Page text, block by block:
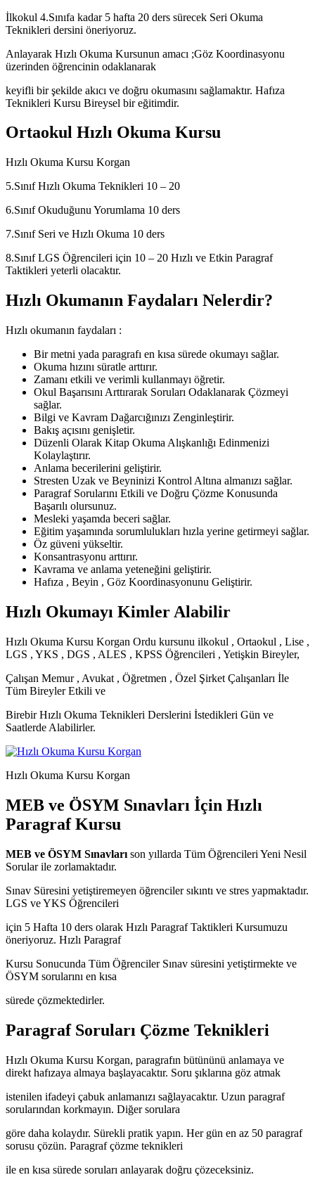
İlkokul 4.Sınıfa kadar 5 hafta 20 ders sürecek Seri Okuma
Teknikleri dersini öneriyoruz.
Anlayarak Hızlı Okuma Kursunun amacı ;Göz Koordinasyonu
üzerinden öğrencinin odaklanarak
keyifli bir şekilde akıcı ve doğru okumasını sağlamaktır. Hafıza
Teknikleri Kursu Bireysel bir eğitimdir.
Ortaokul Hızlı Okuma Kursu
Hızlı Okuma Kursu Korgan
5.Sınıf Hızlı Okuma Teknikleri 10 – 20
6.Sınıf Okuduğunu Yorumlama 10 ders
7.Sınıf Seri ve Hızlı Okuma 10 ders
8.Sınıf LGS Öğrencileri için 10 – 20 Hızlı ve Etkin Paragraf
Taktikleri yeterli olacaktır.
Hızlı Okumanın Faydaları Nelerdir?
Hızlı okumanın faydaları :
Bir metni yada paragrafı en kısa sürede okumayı sağlar.
Okuma hızını süratle arttırır.
Zamanı etkili ve verimli kullanmayı öğretir.
Okul Başarısını Arttırarak Soruları Odaklanarak Çözmeyi
sağlar.
Bilgi ve Kavram Dağarcığınızı Zenginleştirir.
Bakış açısını genişletir.
Düzenli Olarak Kitap Okuma Alışkanlığı Edinmenizi
Kolaylaştırır.
Anlama becerilerini geliştirir.
Stresten Uzak ve Beyninizi Kontrol Altına almanızı sağlar.
Paragraf Sorularını Etkili ve Doğru Çözme Konusunda
Başarılı olursunuz.
Mesleki yaşamda beceri sağlar.
Eğitim yaşamında sorumlulukları hızla yerine getirmeyi sağlar.
Öz güveni yükseltir.
Konsantrasyonu arttırır.
Kavrama ve anlama yeteneğini geliştirir.
Hafıza , Beyin , Göz Koordinasyonunu Geliştirir.
Hızlı Okumayı Kimler Alabilir
Hızlı Okuma Kursu Korgan Ordu kursunu ilkokul , Ortaokul , Lise ,
LGS , YKS , DGS , ALES , KPSS Öğrencileri , Yetişkin Bireyler,
Çalışan Memur , Avukat , Öğretmen , Özel Şirket Çalışanları İle
Tüm Bireyler Etkili ve
Birebir Hızlı Okuma Teknikleri Derslerini İstedikleri Gün ve
Saatlerde Alabilirler.
Hızlı Okuma Kursu Korgan
MEB ve ÖSYM Sınavları İçin Hızlı
Paragraf Kursu
MEB ve ÖSYM Sınavları son yıllarda Tüm Öğrencileri Yeni Nesil
Sorular ile zorlamaktadır.
Sınav Süresini yetiştiremeyen öğrenciler sıkıntı ve stres yapmaktadır.
LGS ve YKS Öğrencileri
için 5 Hafta 10 ders olarak Hızlı Paragraf Taktikleri Kursumuzu
öneriyoruz. Hızlı Paragraf
Kursu Sonucunda Tüm Öğrenciler Sınav süresini yetiştirmekte ve
ÖSYM sorularını en kısa
sürede çözmektedirler.
Paragraf Soruları Çözme Teknikleri
Hızlı Okuma Kursu Korgan, paragrafın bütününü anlamaya ve
direkt hafızaya almaya başlayacaktır. Soru şıklarına göz atmak
istenilen ifadeyi çabuk anlamanızı sağlayacaktır. Uzun paragraf
sorularından korkmayın. Diğer sorulara
göre daha kolaydır. Sürekli pratik yapın. Her gün en az 50 paragraf
sorusu çözün. Paragraf çözme teknikleri
ile en kısa sürede soruları anlayarak doğru çözeceksiniz.